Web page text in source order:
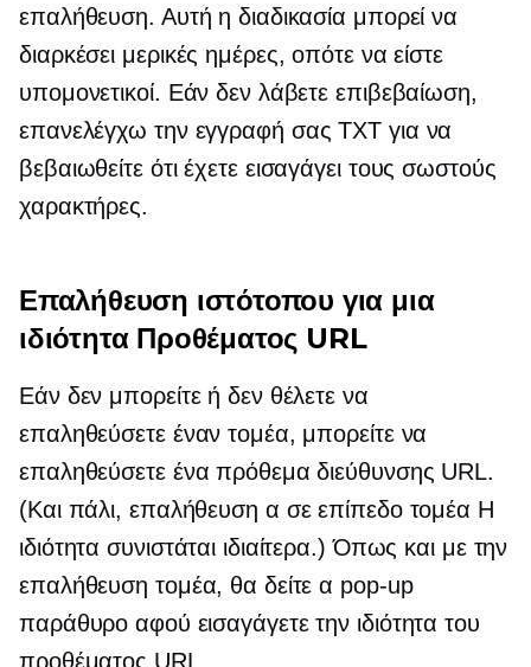
επαλήθευση. Αυτή η διαδικασία μπορεί να
διαρκέσει μερικές ημέρες, οπότε να είστε
υπομονετικοί. Εάν δεν λάβετε επιβεβαίωση,
επανελέγχω την εγγραφή σας TXT για να
βεβαιωθείτε ότι έχετε εισαγάγει τους σωστούς
χαρακτήρες.
Επαλήθευση ιστότοπου για μια
ιδιότητα Προθέματος URL
Εάν δεν μπορείτε ή δεν θέλετε να
επαληθεύσετε έναν τομέα, μπορείτε να
επαληθεύσετε ένα πρόθεμα διεύθυνσης URL.
(Και πάλι, επαλήθευση α σε επίπεδο τομέα Η
ιδιότητα συνιστάται ιδιαίτερα.) Όπως και με την
επαλήθευση τομέα, θα δείτε α pop-up
παράθυρο αφού εισαγάγετε την ιδιότητα του
προθέματος URL.